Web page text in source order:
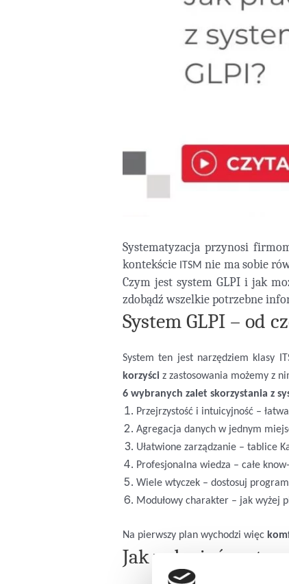
Systematyzacja przynosi
kontekście
ITSMnie ma sobie
Czym jest system GLPI i jak
zdobądź wszelkie potrzebne
System GLPI – od
System ten jest narzędziem klasy
korzyściz zastosowania możemy z
6 wybranych zalet skorzystania z
Przejrzystość i intuicyjność –
Agregacja danych w jednym
Ułatwione zarządzanie – tablice
Profesjonalna wiedza – całe
Wiele wtyczek – dostosuj
Modułowy charakter – jak wyżej
Na pierwszy plan wychodzi więc
Jak wdrożyć